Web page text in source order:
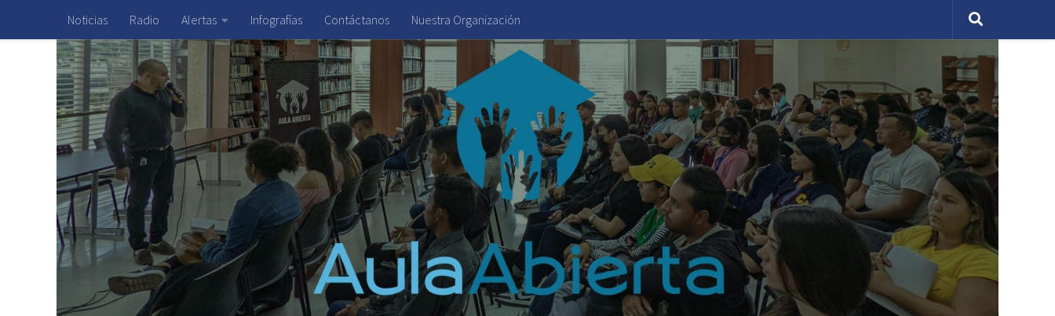
Saltar al contenido
Noticias Radio Alertas Infografías Contáctanos Nuestra Organización